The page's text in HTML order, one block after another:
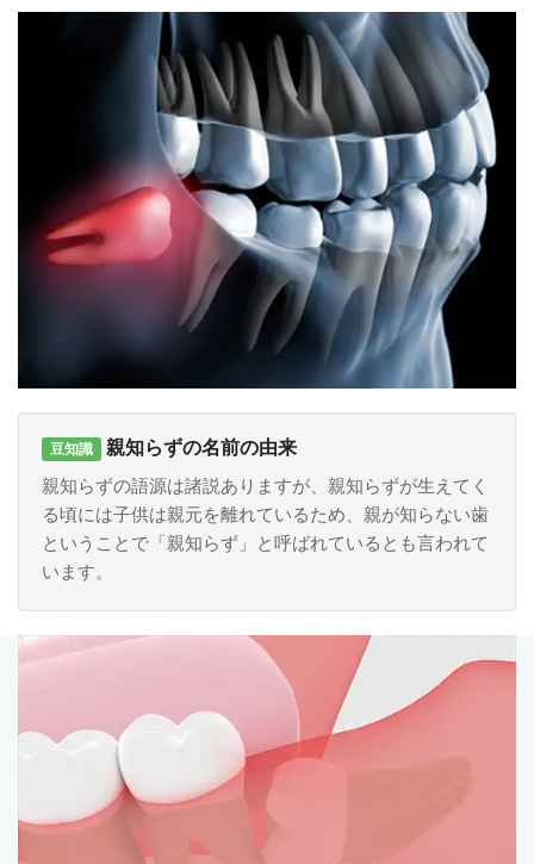
豆知識 親知らずの名前の由来
親知らずの語源は諸説ありますが、親知らずが生えてく
る頃には子供は親元を離れているため、親が知らない歯
ということで「親知らず」と呼ばれているとも言われて
います。